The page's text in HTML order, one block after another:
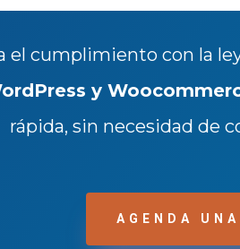
el cumplimiento con la
y
rápida, sin necesidad de
AGENDA